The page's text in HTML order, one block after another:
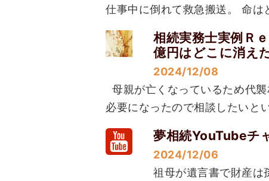
仕事中に倒れて救急搬送。 命
相続実務士実例Ｒ
億円はどこに消え
2024/12/08
母親が亡くなっているため代
必要になったので相談したい
夢相続YouTubeチ
2024/12/06
祖母が遺言書で財産は